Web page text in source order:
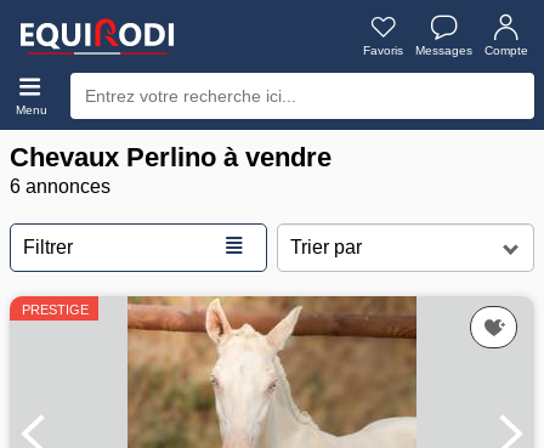
Favoris Messages Compte
Menu
Chevaux Perlino à vendre
6 annonces
Filtrer ≣
PRESTIGE